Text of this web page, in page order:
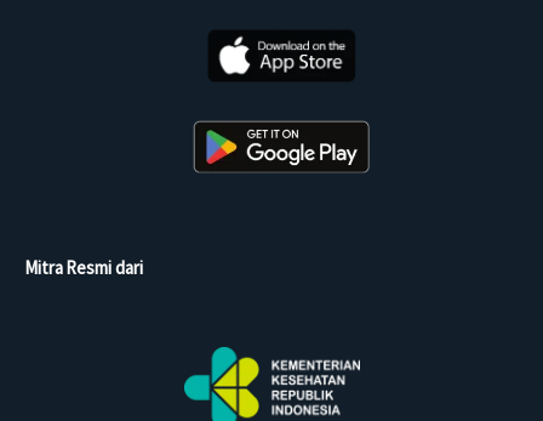
Mitra Resmi dari